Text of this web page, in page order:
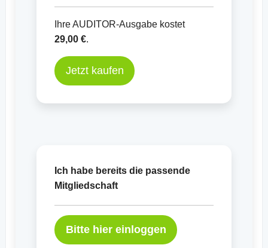
Ihre AUDITOR-Ausgabe kostet
29,00 €.
Jetzt kaufen
Ich habe bereits die passende
Mitgliedschaft
Bitte hier einloggen